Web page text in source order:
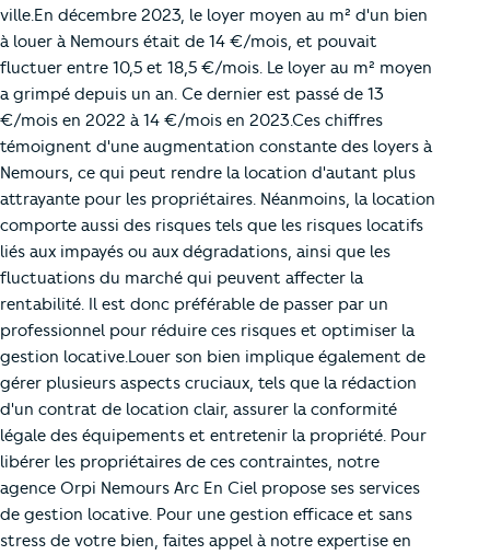
ville.En décembre 2023, le loyer moyen au m² d'un bien
à louer à Nemours était de 14 €/mois, et pouvait
fluctuer entre 10,5 et 18,5 €/mois. Le loyer au m² moyen
a grimpé depuis un an. Ce dernier est passé de 13
€/mois en 2022 à 14 €/mois en 2023.Ces chiffres
témoignent d'une augmentation constante des loyers à
Nemours, ce qui peut rendre la location d'autant plus
attrayante pour les propriétaires. Néanmoins, la location
comporte aussi des risques tels que les risques locatifs
liés aux impayés ou aux dégradations, ainsi que les
fluctuations du marché qui peuvent affecter la
rentabilité. Il est donc préférable de passer par un
professionnel pour réduire ces risques et optimiser la
gestion locative.Louer son bien implique également de
gérer plusieurs aspects cruciaux, tels que la rédaction
d'un contrat de location clair, assurer la conformité
légale des équipements et entretenir la propriété. Pour
libérer les propriétaires de ces contraintes, notre
agence Orpi Nemours Arc En Ciel propose ses services
de gestion locative. Pour une gestion efficace et sans
stress de votre bien, faites appel à notre expertise en